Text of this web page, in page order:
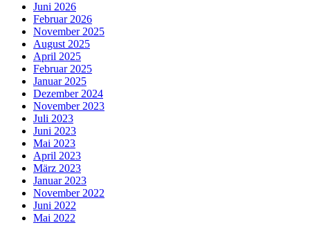
Juni 2026
Februar 2026
November 2025
August 2025
April 2025
Februar 2025
Januar 2025
Dezember 2024
November 2023
Juli 2023
Juni 2023
Mai 2023
April 2023
März 2023
Januar 2023
November 2022
Juni 2022
Mai 2022